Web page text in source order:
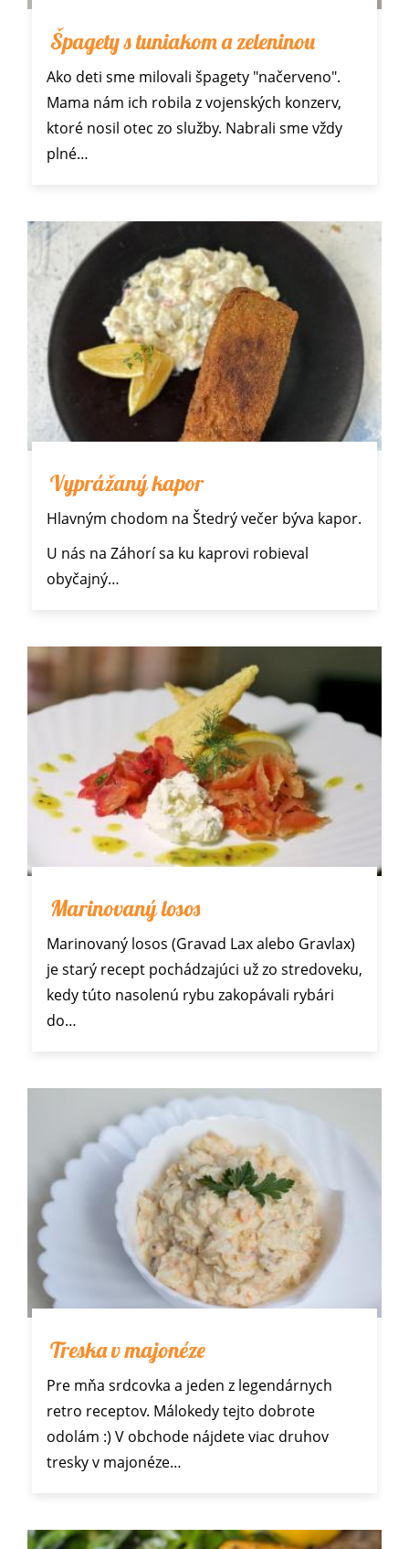
Špagety s tuniakom a zeleninou
Ako deti sme milovali špagety "načerveno".
Mama nám ich robila z vojenských konzerv,
ktoré nosil otec zo služby. Nabrali sme vždy
plné…
Vyprážaný kapor
Hlavným chodom na Štedrý večer býva kapor.
U nás na Záhorí sa ku kaprovi robieval
obyčajný…
Marinovaný losos
Marinovaný losos (Gravad Lax alebo Gravlax)
je starý recept pochádzajúci už zo stredoveku,
kedy túto nasolenú rybu zakopávali rybári
do…
Treska v majonéze
Pre mňa srdcovka a jeden z legendárnych
retro receptov. Málokedy tejto dobrote
odolám :) V obchode nájdete viac druhov
tresky v majonéze…